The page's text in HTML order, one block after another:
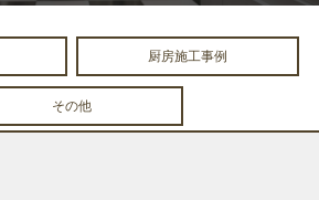
厨房施工事例
その他